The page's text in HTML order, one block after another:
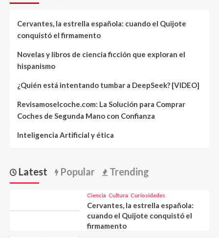
Cervantes, la estrella española: cuando el Quijote
conquistó el firmamento
Novelas y libros de ciencia ficción que exploran el
hispanismo
¿Quién está intentando tumbar a DeepSeek? [VIDEO]
Revisamoselcoche.com: La Solución para Comprar
Coches de Segunda Mano con Confianza
Inteligencia Artificial y ética
Latest Popular Trending
Ciencia Cultura Curiosidades
Cervantes, la estrella española:
cuando el Quijote conquistó el
firmamento